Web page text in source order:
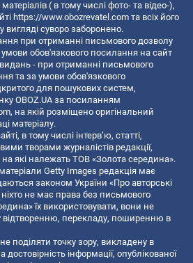
( в тому числі фото- та відео-),
https://www.obozrevatel.com та всіх його
вигляді суворо заборонено.
при отриманні письмового дозволу
умови обов'язкового посилання на сайт
видань - при отриманні письмового
та за умови обов'язкового
для пошукових систем,
OBOZ.UA за посиланням
, на якій розміщено оригінальний
матеріалу.
в тому числі інтерв’ю, статті,
творами журналістів редакції,
які належать ТОВ «Золота середина».
Getty Images редакція має
законом України «Про авторські
не має права без письмового
їх використовувати, вони не
перекладу, поширенню в
поділяти точку зору, викладену в
достовірність інформації, опублікованої